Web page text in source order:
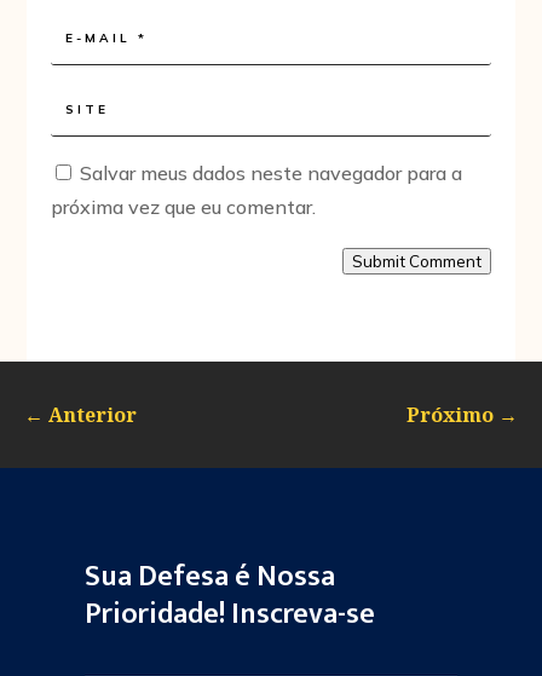
Salvar meus dados neste navegador para a
próxima vez que eu comentar.
Submit Comment
← Anterior Próximo →
Sua Defesa é Nossa
Prioridade! Inscreva-se